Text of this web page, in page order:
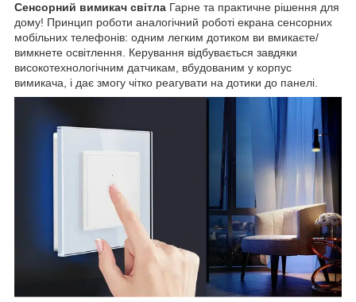
Сенсорний вимикач світла Гарне та практичне рішення для
дому! Принцип роботи аналогічний роботі екрана сенсорних
мобільних телефонів: одним легким дотиком ви вмикаєте/
вимкнете освітлення. Керування відбувається завдяки
високотехнологічним датчикам, вбудованим у корпус
вимикача, і дає змогу чітко реагувати на дотики до панелі.